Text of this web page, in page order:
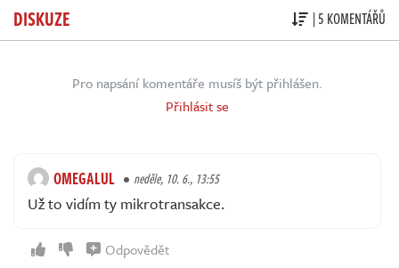
DISKUZE | 5 KOMENTÁŘŮ
Pro napsání komentáře musíš být přihlášen.
Přihlásit se
OMEGALUL neděle, 10. 6., 13:55
Už to vidím ty mikrotransakce.
Odpovědět